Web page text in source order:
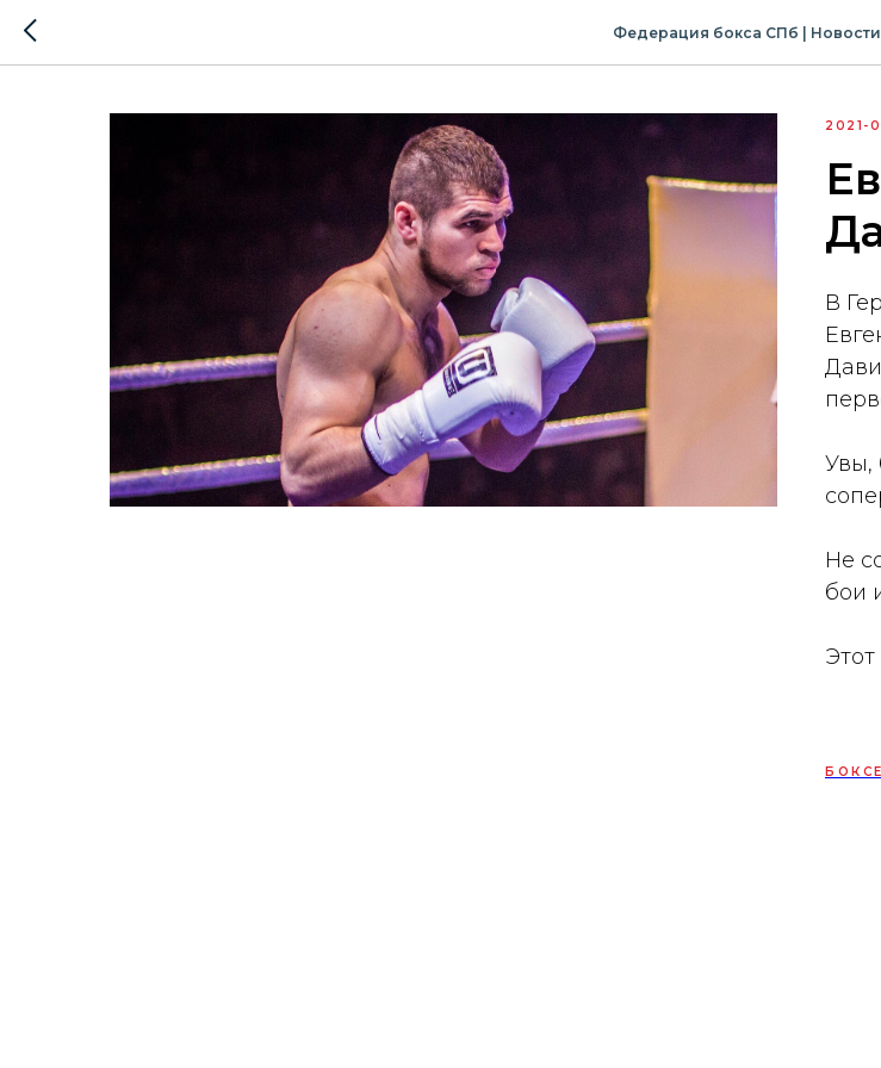
Федерация бокса СПб | Новости
2021-
В
Увы,
Не
бои